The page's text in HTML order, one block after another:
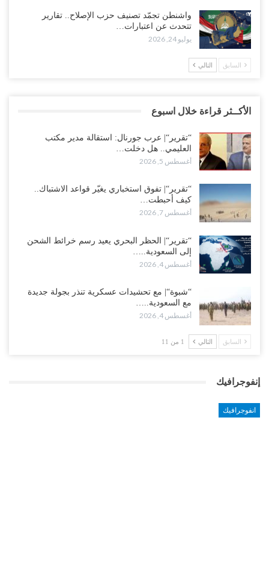
واشنطن تجمّد تصنيف حزب الإصلاح.. تقارير
تتحدث عن اعتبارات…
يوليو 24, 2026
السابق التالي
الأكــثر قراءة خلال اسبوع
“تقرير“| عرب جورنال: استقالة مدير مكتب
العليمي.. هل دخلت…
أغسطس 5, 2026
“تقرير“| تفوق استخباري يغيّر قواعد الاشتباك..
كيف أحبطت…
أغسطس 7, 2026
“تقرير“| الحظر البحري يعيد رسم خرائط الشحن
إلى السعودية..…
أغسطس 4, 2026
“شبوة“| مع تحشيدات عسكرية تنذر بجولة جديدة
مع السعودية..…
أغسطس 4, 2026
السابق التالي 1 من 11
إنفوجرافيك
انفوجرافيك